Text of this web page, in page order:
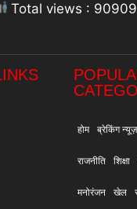
Total views : 90909
होम ब्रेकिंग न्यूज़
राजनीति शिक्षा
मनोरंजन खेल